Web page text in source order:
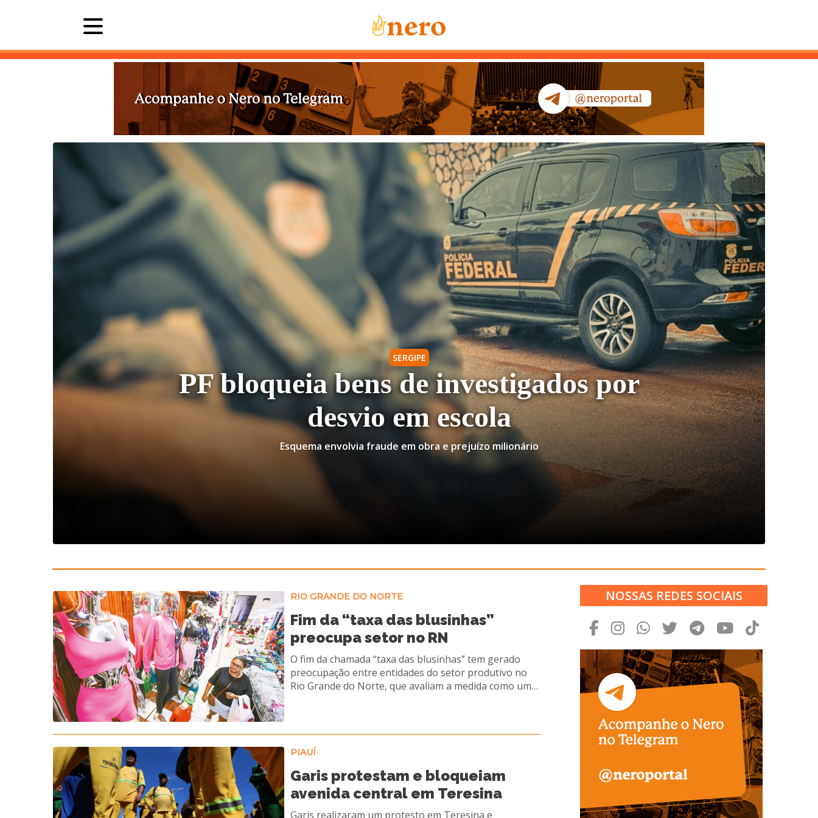
Mais Lidas Sobre Nós
SERGIPE
PF bloqueia bens de investigados por
desvio em escola
Esquema envolvia fraude em obra e prejuízo milionário
NOSSAS REDES SOCIAIS
RIO GRANDE DO NORTE
Fim da “taxa das blusinhas”
preocupa setor no RN
O fim da chamada “taxa das blusinhas” tem gerado
preocupação entre entidades do setor produtivo no
Rio Grande do Norte, que avaliam a medida como um
ampliar a concorrência com produtos estrangeiros e
impactar diretamente o comércio potiguar.
mudança pode desequilibrar o ambiente de negócios,
favorecendo plataformas internacionais em
PIAUÍ
Garis protestam e bloqueiam
avenida central em Teresina
Garis realizaram um protesto em Teresina e